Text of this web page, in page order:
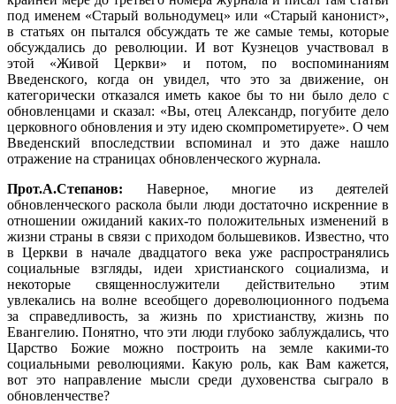
под именем «Старый вольнодумец» или «Старый канонист»,
в статьях он пытался обсуждать те же самые темы, которые
обсуждались до революции. И вот Кузнецов участвовал в
этой «Живой Церкви» и потом, по воспоминаниям
Введенского, когда он увидел, что это за движение, он
категорически отказался иметь какое бы то ни было дело с
обновленцами и сказал: «Вы, отец Александр, погубите дело
церковного обновления и эту идею скомпрометируете». О чем
Введенский впоследствии вспоминал и это даже нашло
отражение на страницах обновленческого журнала.
Прот.А.Степанов: Наверное, многие из деятелей
обновленческого раскола были люди достаточно искренние в
отношении ожиданий каких-то положительных изменений в
жизни страны в связи с приходом большевиков. Известно, что
в Церкви в начале двадцатого века уже распространялись
социальные взгляды, идеи христианского социализма, и
некоторые священнослужители действительно этим
увлекались на волне всеобщего дореволюционного подъема
за справедливость, за жизнь по христианству, жизнь по
Евангелию. Понятно, что эти люди глубоко заблуждались, что
Царство Божие можно построить на земле какими-то
социальными революциями. Какую роль, как Вам кажется,
вот это направление мысли среди духовенства сыграло в
обновленчестве?